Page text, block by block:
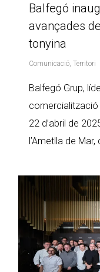
Balfegó
avançades
tonyina
Comunicació Territori
Balfegó Grup,
comercialització
22 d’abril de
l’Ametlla de Mar,